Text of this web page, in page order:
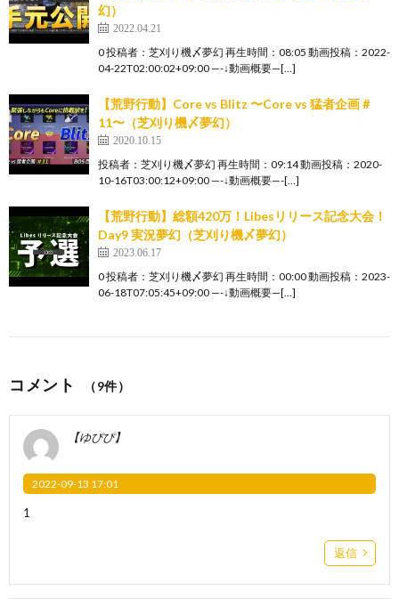
幻）
2022.04.21
0 投稿者：芝刈り機〆夢幻 再生時間：08:05 動画投稿：2022-
04-22T02:00:02+09:00 —-↓動画概要—[…]
【荒野行動】Core vs Blitz 〜Core vs 猛者企画＃
11〜（芝刈り機〆夢幻）
2020.10.15
投稿者：芝刈り機〆夢幻 再生時間：09:14 動画投稿：2020-
10-16T03:00:12+09:00 —-↓動画概要—-[…]
【荒野行動】総額420万！Libesリリース記念大会！
Day9 実況夢幻（芝刈り機〆夢幻）
2023.06.17
0 投稿者：芝刈り機〆夢幻 再生時間：00:00 動画投稿：2023-
06-18T07:05:45+09:00 —-↓動画概要—[…]
コメント （9件）
【ゆぴぴ】
2022-09-13 17:01
1
返信